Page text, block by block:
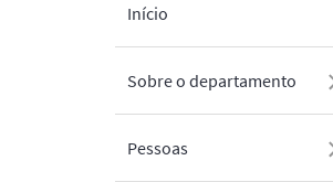
Início
Sobre o departamento
Pessoas